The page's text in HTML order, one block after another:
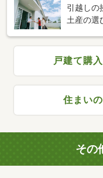
引越しの
土産の選
戸建て購
住まい
その